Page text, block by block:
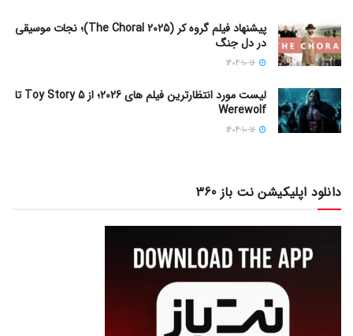
پیشنهاد فیلم گروه کر (The Choral 2025)؛ نجات موسیقی
در دل جنگ
لیست مورد انتظارترین فیلم های 2026؛ از Toy Story 5 تا
Werewolf
دانلود اپلیکیشن نت باز 360